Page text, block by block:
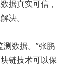
据真实可信，
决。
测数据。”张鹏
链技术可以保